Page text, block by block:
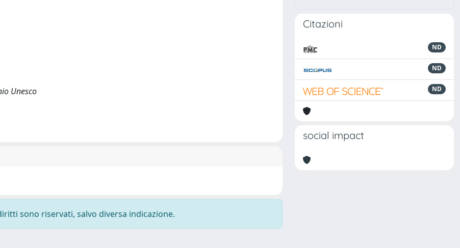
Unesco
sono riservati, salvo diversa indicazione.
Citazioni
ND
ND
ND
social impact